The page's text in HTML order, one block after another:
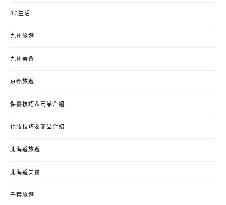
3C生活
九州旅遊
九州美食
京都旅遊
保養技巧＆商品介紹
化妝技巧＆商品介紹
北海道旅遊
北海道美食
千葉旅遊